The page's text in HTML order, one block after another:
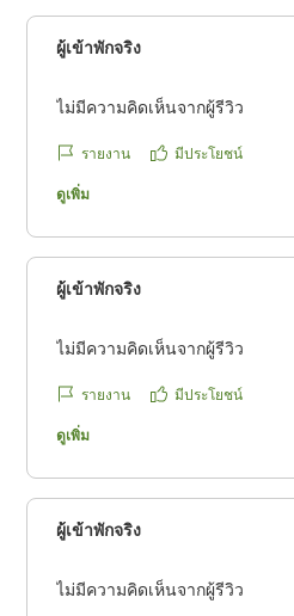
ผู้เข้าพักจริง
ไม่มีความคิดเห็นจากผู้รีวิว
รายงาน มีประโยชน์
ดูเพิ่ม
ผู้เข้าพักจริง
ไม่มีความคิดเห็นจากผู้รีวิว
รายงาน มีประโยชน์
ดูเพิ่ม
ผู้เข้าพักจริง
ไม่มีความคิดเห็นจากผู้รีวิว